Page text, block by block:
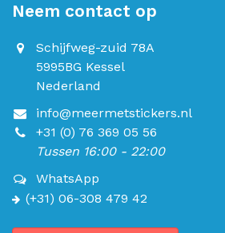
Neem contact op
Schijfweg-zuid 78A
5995BG Kessel
Nederland
info@meermetstickers.nl
+31 (0) 76 369 05 56
Tussen 16:00 - 22:00
WhatsApp
(+31) 06-308 479 42